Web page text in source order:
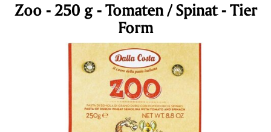
Zoo - 250 g - Tomaten / Spinat - Tier
Form